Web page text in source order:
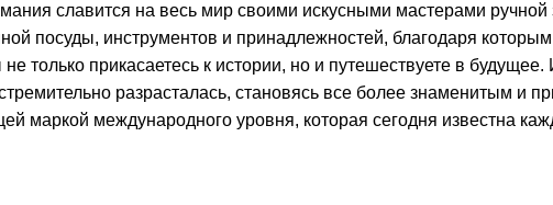
славится на весь мир своими искусными мастерами
посуды, инструментов и принадлежностей, благодаря
только прикасаетесь к истории, но и путешествуете в
разрасталась, становясь все более знаменитым и
маркой международного уровня, которая сегодня известна